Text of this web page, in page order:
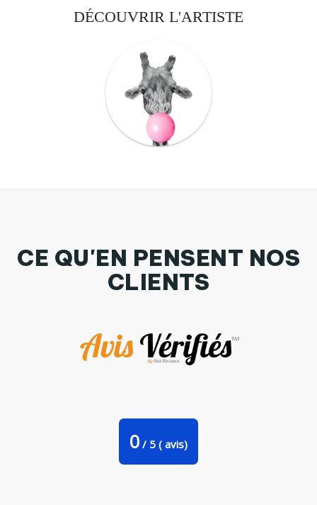
DÉCOUVRIR L'ARTISTE
CE QU'EN PENSENT NOS
CLIENTS
0 / 5 ( avis)